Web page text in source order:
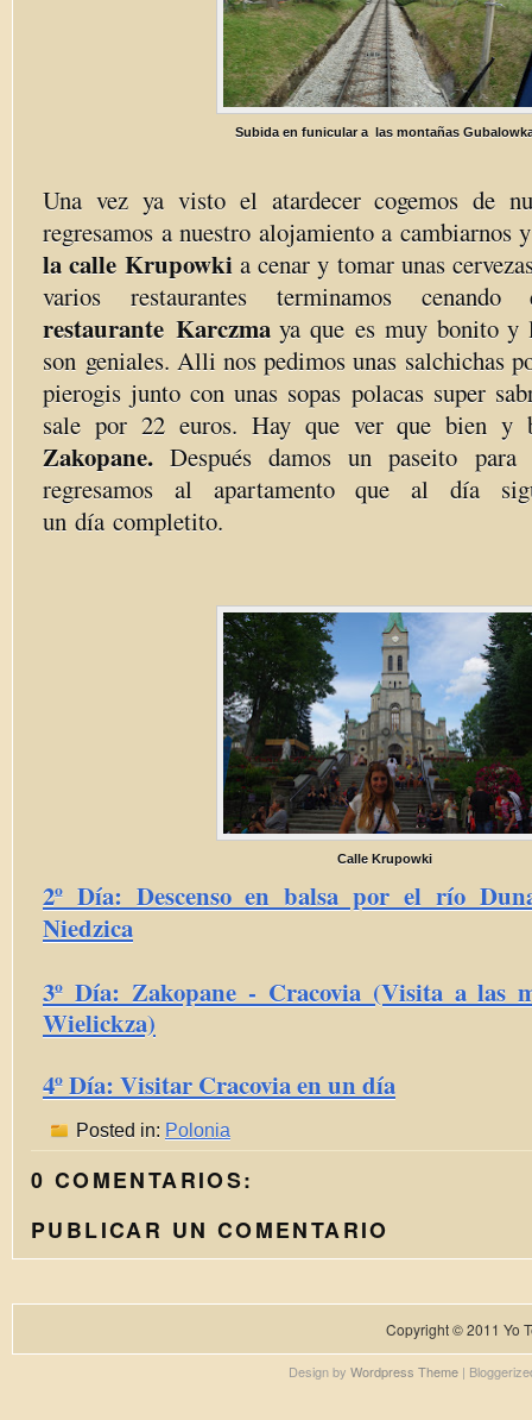
Subida en funicular a las montañas
Una vez ya visto el atardecer cogemos de
regresamos a nuestro alojamiento a cambiarnos
la calle Krupowkia cenar y tomar unas
varios restaurantes terminamos
restaurante Karczmaya que es muy bonito y
son geniales. Alli nos pedimos unas salchichas
pierogis junto con unas sopas polacas super
sale por 22 euros. Hay que ver que bien y
Zakopane. Después damos un paseito
regresamos al apartamento que al día
un día completito.
Calle Krupowki
2º Día: Descenso en balsa por el río
Niedzica
3º Día: Zakopane - Cracovia (Visita a las
Wielickza)
4º Día: Visitar Cracovia en un día
Posted in: Polonia
0 COMENTARIOS:
PUBLICAR UN COMENTARIO
Copyright © 2011 Yo
Design by Wordpress Theme|